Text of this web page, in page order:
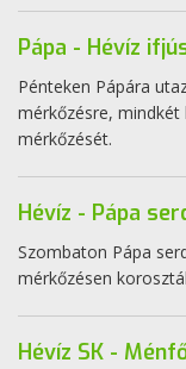
Pápa - Hévíz
Pénteken Pápára
mérkőzésre,
mérkőzését.
Hévíz - Pápa
Szombaton Pápa
mérkőzésen
Hévíz SK -